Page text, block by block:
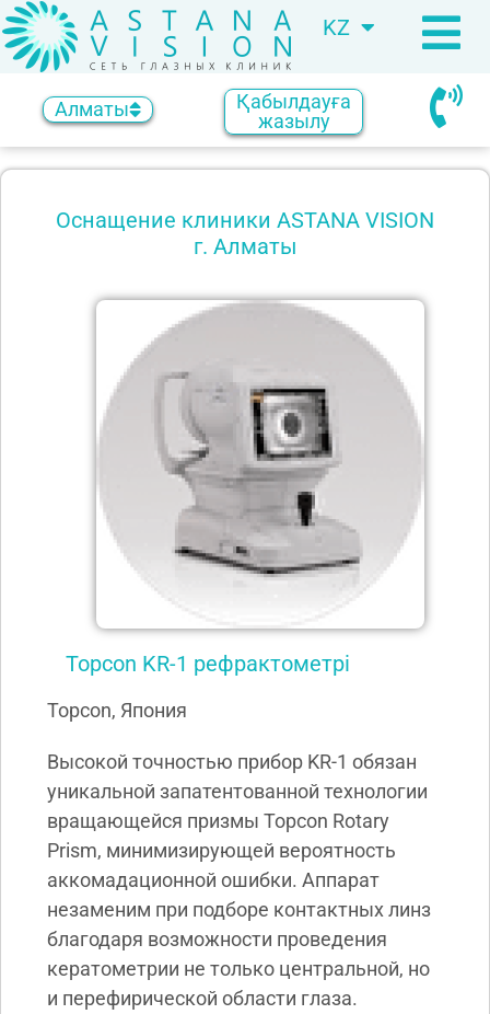
KZ
RU
Алматы
Қабылдауға
жазылу
Оснащение клиники ASTANA VISION
г. Алматы
Topcon KR-1 рефрактометрі
Topсon, Япония
Высокой точностью прибор KR-1 обязан
уникальной запатентованной технологии
вращающейся призмы Topcon Rotary
Prism, минимизирующей вероятность
аккомадационной ошибки. Аппарат
незаменим при подборе контактных линз
благодаря возможности проведения
кератометрии не только центральной, но
и перефирической области глаза.